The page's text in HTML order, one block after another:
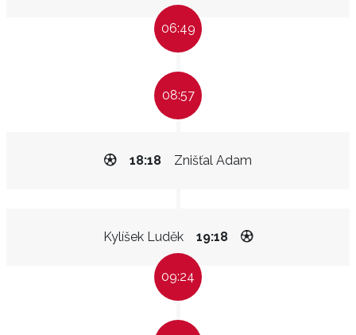
06:49
08:57
Znišťal Adam
18:18
Kylíšek Luděk 19:18
09:24